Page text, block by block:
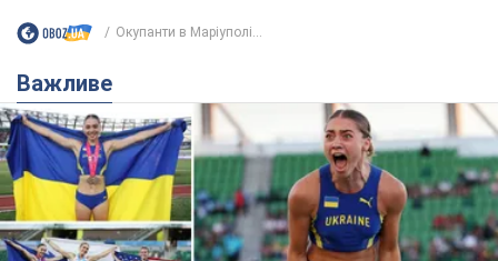
Окупанти в Маріуполі...
Важливе